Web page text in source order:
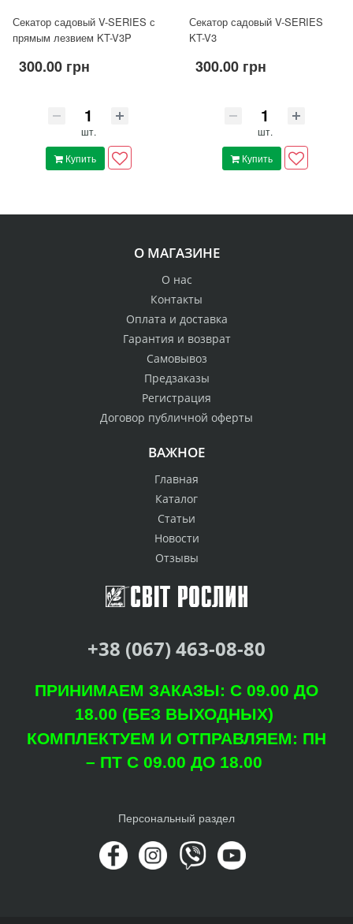
Секатор садовый V-SERIES с
прямым лезвием KT-V3P
300.00 грн
шт.
Купить
Секатор садовый V-SERIES
KT-V3
300.00 грн
шт.
Купить
О МАГАЗИНЕ
О нас
Контакты
Оплата и доставка
Гарантия и возврат
Самовывоз
Предзаказы
Регистрация
Договор публичной оферты
ВАЖНОЕ
Главная
Каталог
Статьи
Новости
Отзывы
+38 (067) 463-08-80
ПРИНИМАЕМ ЗАКАЗЫ: С 09.00 ДО
18.00 (БЕЗ ВЫХОДНЫХ)
КОМПЛЕКТУЕМ И ОТПРАВЛЯЕМ: ПН
– ПТ С 09.00 ДО 18.00
Персональный раздел